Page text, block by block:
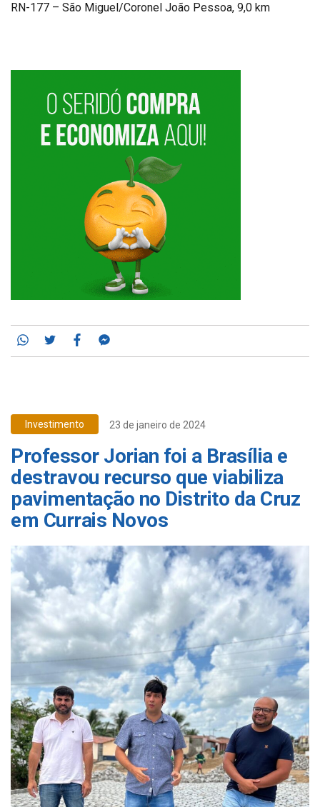
RN-177 – São Miguel/Coronel João Pessoa, 9,0 km
Whatsapp
TwitterFacebook
Investimento 23 de janeiro de 2024
Professor Jorian foi a Brasília e
destravou recurso que viabiliza
pavimentação no Distrito da Cruz
em Currais Novos